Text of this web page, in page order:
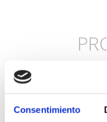
Consentimiento